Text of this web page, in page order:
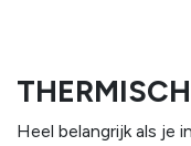
Heel belangrijk als je